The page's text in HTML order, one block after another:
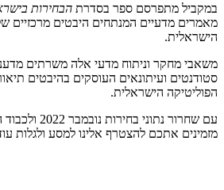
במקביל מתפרסם ספר בסדרת הבחירות
מאמרים מדעיים המנתחים היבטים מרכזיים
הישראלית.
משאבי מחקר וניתוח מדעי אלה משרתים
סטודנטים ועיתונאים העוסקים בהיבטים
הפוליטיקה הישראלית.
עם שחרור
מזמינים אתכם להצטרף אלינו למסע ולגלות